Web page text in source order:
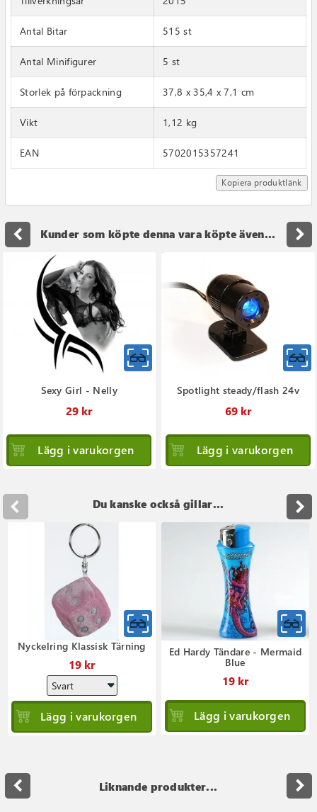
Kopiera produktlänk
Antal Bitar 515 st
Antal Minifigurer 5 st
Storlek på förpackning 37,8 x 35,4 x 7,1 cm
Vikt 1,12 kg
EAN 5702015357241
Kunder som köpte denna vara köpte även...
Sexy Girl - Nelly
29 kr
Lägg i varukorgen
Spotlight steady/flash 24v
69 kr
Lägg i varukorgen
navigate_before navigate_next
Du kanske också gillar...
Nyckelring Klassisk Tärning
19 kr
Lägg i varukorgen
Ed Hardy Tändare - Mermaid
Blue
19 kr
Lägg i varukorgen
Liknande produkter...
navigate_before navigate_next